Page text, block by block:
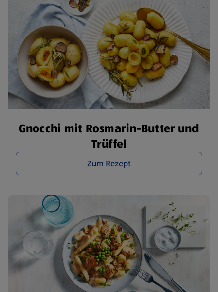
Gnocchi mit Rosmarin-Butter und
Trüffel
Zum Rezept